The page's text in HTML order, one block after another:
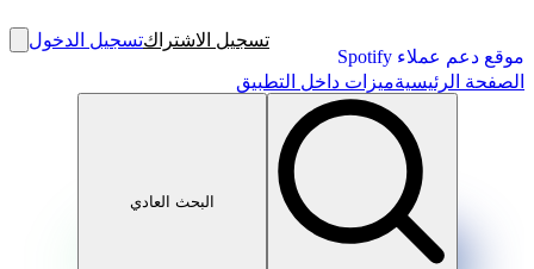
موقع دعم عملاء Spotify
تسجيل الاشتراكتسجيل الدخول
الصفحة الرئيسيةميزات داخل التطبيق
البحث العادي